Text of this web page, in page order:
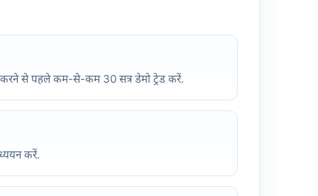
से पहले कम-से-कम 30 सत्र डेमो ट्रेड करें.
करें.